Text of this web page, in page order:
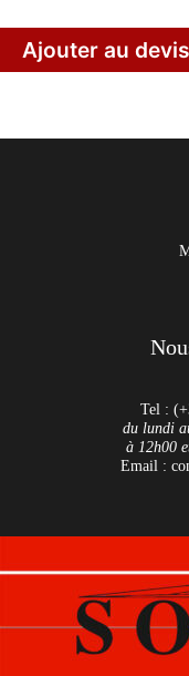
Ajouter au devis
Tel :
du lundi
à 12h00
Email :